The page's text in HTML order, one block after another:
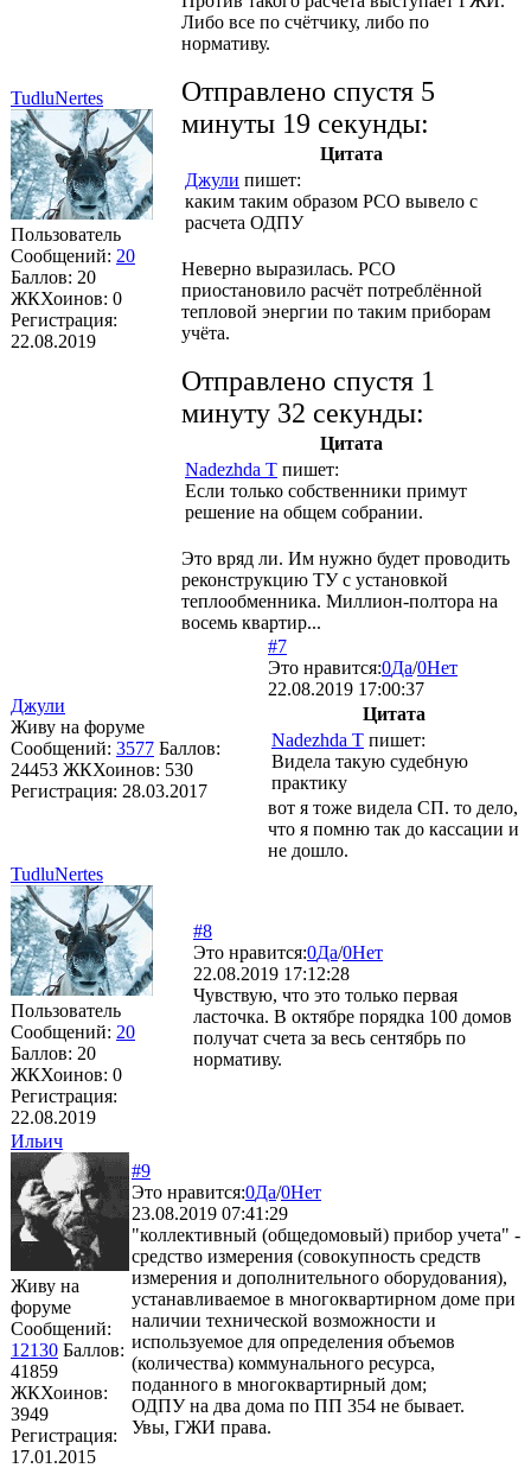
TudluNertes
Пользователь
Сообщений: 20
Баллов: 20
ЖКХоинов: 0
Регистрация:
22.08.2019
Либо все по счётчику, либо по
нормативу.
Отправлено спустя 5
минуты 19 секунды:
Цитата
Джули пишет:
каким таким образом РСО вывело с
расчета ОДПУ
Неверно выразилась. РСО
приостановило расчёт потреблённой
тепловой энергии по таким приборам
учёта.
Отправлено спустя 1
минуту 32 секунды:
Цитата
Nadezhda T пишет:
Если только собственники примут
решение на общем собрании.
Это вряд ли. Им нужно будет проводить
реконструкцию ТУ с установкой
теплообменника. Миллион-полтора на
восемь квартир...
Джули
Живу на форуме
Сообщений: 3577 Баллов:
24453 ЖКХоинов: 530
Регистрация: 28.03.2017
#7
Это нравится:0Да/0Нет
22.08.2019 17:00:37
Цитата
Nadezhda T пишет:
Видела такую судебную
практику
вот я тоже видела СП. то дело,
что я помню так до кассации и
не дошло.
TudluNertes
Пользователь
Сообщений: 20
Баллов: 20
ЖКХоинов: 0
Регистрация:
22.08.2019
#8
Это нравится:0Да/0Нет
22.08.2019 17:12:28
Чувствую, что это только первая
ласточка. В октябре порядка 100 домов
получат счета за весь сентябрь по
нормативу.
Ильич
Живу на
форуме
Сообщений:
12130 Баллов:
41859
ЖКХоинов:
3949
Регистрация:
17.01.2015
#9
Это нравится:0Да/0Нет
23.08.2019 07:41:29
"коллективный (общедомовый) прибор учета" -
средство измерения (совокупность средств
измерения и дополнительного оборудования),
устанавливаемое в многоквартирном доме при
наличии технической возможности и
используемое для определения объемов
(количества) коммунального ресурса,
поданного в многоквартирный дом;
ОДПУ на два дома по ПП 354 не бывает.
Увы, ГЖИ права.